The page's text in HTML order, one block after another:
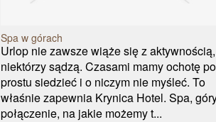
Spa w górach
Urlop nie zawsze wiąże się z
niektórzy sądzą. Czasami mamy ochotę po
prostu siedzieć i o niczym nie myśleć. To
właśnie zapewnia Krynica Hotel. Spa,
połączenie, na jakie możemy t...